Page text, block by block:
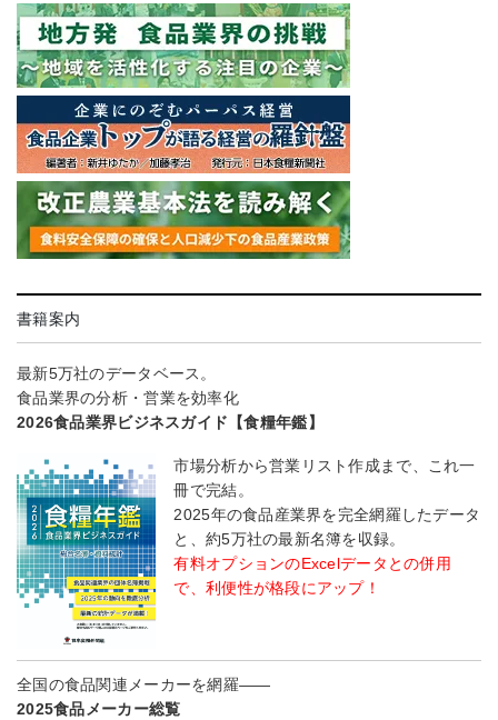
書籍案内
最新5万社のデータベース。
食品業界の分析・営業を効率化
2026食品業界ビジネスガイド【食糧年鑑】
市場分析から営業リスト作成まで、これ一
冊で完結。
2025年の食品産業界を完全網羅したデータ
と、約5万社の最新名簿を収録。
有料オプションのExcelデータとの併用
で、利便性が格段にアップ！
全国の食品関連メーカーを網羅――
2025食品メーカー総覧